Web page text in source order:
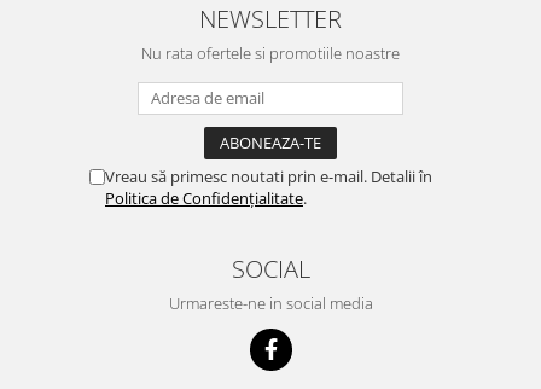
NEWSLETTER
Nu rata ofertele si promotiile noastre
Vreau să primesc noutati prin e-mail. Detalii în
Politica de Confidențialitate.
SOCIAL
Urmareste-ne in social media